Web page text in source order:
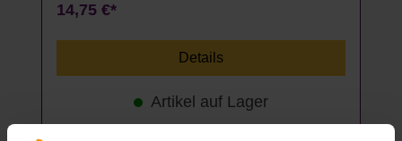
14,75 €*
Details
Artikel auf Lager